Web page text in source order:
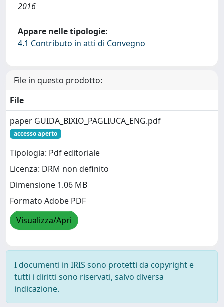
2016
Appare nelle tipologie:
4.1 Contributo in atti di Convegno
File in questo prodotto:
File
paper GUIDA_BIXIO_PAGLIUCA_ENG.pdf
accesso aperto
Tipologia: Pdf editoriale
Licenza: DRM non definito
Dimensione 1.06 MB
Formato Adobe PDF
Visualizza/Apri
I documenti in IRIS sono protetti da copyright e
tutti i diritti sono riservati, salvo diversa
indicazione.